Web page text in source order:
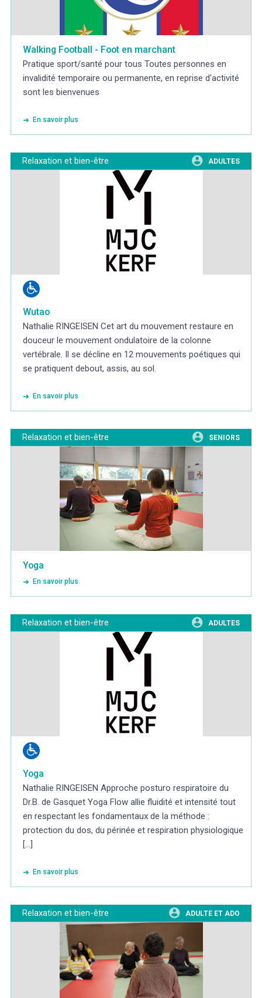
Walking Football - Foot en marchant
Pratique sport/santé pour tous Toutes personnes en
invalidité temporaire ou permanente, en reprise d'activité
sont les bienvenues
En savoir plus
Relaxation et bien-être ADULTES
Wutao
Nathalie RINGEISEN Cet art du mouvement restaure en
douceur le mouvement ondulatoire de la colonne
vertébrale. Il se décline en 12 mouvements poétiques qui
se pratiquent debout, assis, au sol.
En savoir plus
Relaxation et bien-être SENIORS
Yoga
En savoir plus
Relaxation et bien-être ADULTES
Yoga
Nathalie RINGEISEN Approche posturo respiratoire du
Dr.B. de Gasquet Yoga Flow allie fluidité et intensité tout
en respectant les fondamentaux de la méthode :
protection du dos, du périnée et respiration physiologique
[...]
En savoir plus
Relaxation et bien-être ADULTE ET ADO